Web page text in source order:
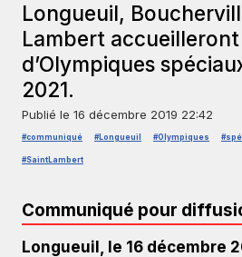
Longueuil,
Lambert accueilleront
d’Olympiques
2021.
Publié le 16 décembre 2019 22:42
#communiqué #Longueuil #Olympiques
#SaintLambert
Communiqué pour
Longueuil, le 16 décembre